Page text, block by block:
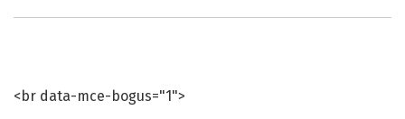
<br data-mce-bogus="1">